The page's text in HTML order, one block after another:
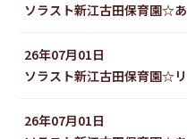
ソラスト新江古田保育園☆あ
26年07月01日
ソラスト新江古田保育園☆
26年07月01日